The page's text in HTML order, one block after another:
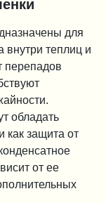
для
внутри теплиц и
перепадов
обладать
как защита от
от ее